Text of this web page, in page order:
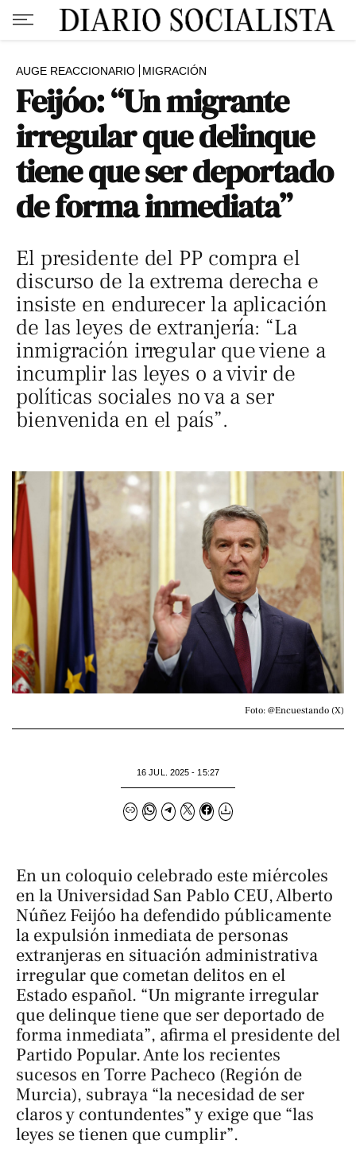
AUGE REACCIONARIO MIGRACIÓN
Feijóo: “Un migrante
irregular que delinque
tiene que ser deportado
de forma inmediata”
El presidente del PP compra el
discurso de la extrema derecha e
insiste en endurecer la aplicación
de las leyes de extranjería: “La
inmigración irregular que viene a
incumplir las leyes o a vivir de
políticas sociales no va a ser
bienvenida en el país”.
Foto: @Encuestando (X)
16 JUL. 2025 - 15:27
En un coloquio celebrado este miércoles
en la Universidad San Pablo CEU, Alberto
Núñez Feijóo ha defendido públicamente
la expulsión inmediata de personas
extranjeras en situación administrativa
irregular que cometan delitos en el
Estado español. “Un migrante irregular
que delinque tiene que ser deportado de
forma inmediata”, afirma el presidente del
Partido Popular. Ante los recientes
sucesos en Torre Pacheco (Región de
Murcia), subraya “la necesidad de ser
claros y contundentes” y exige que “las
leyes se tienen que cumplir”.